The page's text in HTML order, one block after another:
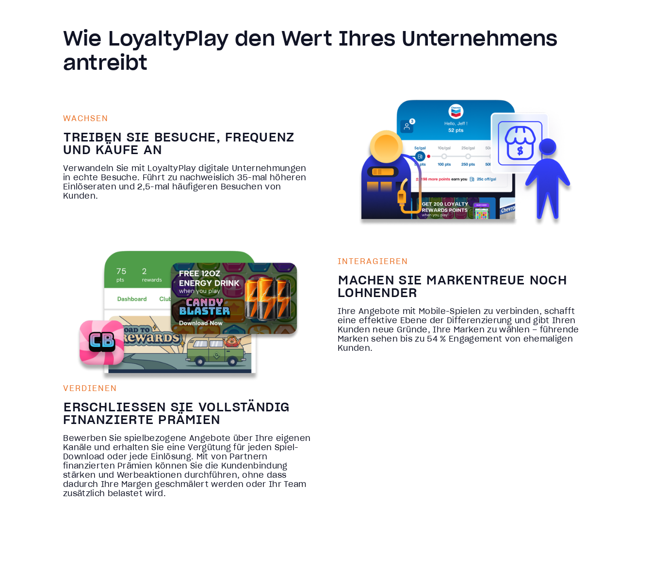
Wie LoyaltyPlay den Wert Ihres Unternehmens
antreibt
WACHSEN
TREIBEN SIE BESUCHE, FREQUENZ
UND KÄUFE AN
Verwandeln Sie mit LoyaltyPlay digitale Unternehmungen
in echte Besuche. Führt zu nachweislich 35-mal höheren
Einlöseraten und 2,5-mal häufigeren Besuchen von
Kunden.
INTERAGIEREN
MACHEN SIE MARKENTREUE NOCH
LOHNENDER
Ihre Angebote mit Mobile-Spielen zu verbinden, schafft
eine effektive Ebene der Differenzierung und gibt Ihren
Kunden neue Gründe, Ihre Marken zu wählen – führende
Marken sehen bis zu 54 % Engagement von ehemaligen
Kunden.
VERDIENEN
ERSCHLIESSEN SIE VOLLSTÄNDIG F
INANZIERTE PRÄMIEN
Bewerben Sie spielbezogene Angebote über Ihre eigenen
Kanäle und erhalten Sie eine Vergütung für jeden Spiel-
Download oder jede Einlösung. Mit von Partnern
finanzierten Prämien können Sie die Kundenbindung
stärken und Werbeaktionen durchführen, ohne dass
dadurch Ihre Margen geschmälert werden oder Ihr Team
zusätzlich belastet wird.